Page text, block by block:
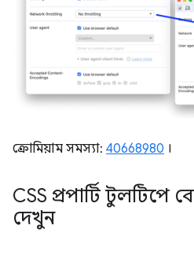
ক্রোমিয়াম সমস্যা: 40668980 ।
CSS প্রপার্টি টুলটিপে
দেখুন